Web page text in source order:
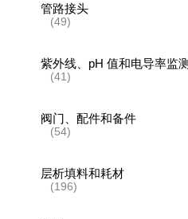
管路接头
(49)
紫外线、pH 值和电导率监
(41)
阀门、配件和备件
(54)
层析填料和耗材
(196)